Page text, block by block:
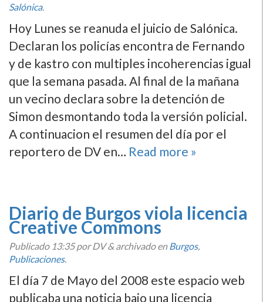
Salónica.
Hoy Lunes se reanuda el juicio de Salónica.
Declaran los policí­as encontra de Fernando
y de kastro con multiples incoherencias igual
que la semana pasada. Al final de la mañana
un vecino declara sobre la detención de
Simon desmontando toda la versión policial.
A continuacion el resumen del dí­a por el
reportero de DV en… Read more »
Diario de Burgos viola licencia
Creative Commons
Publicado 13:35por DV&archivado enBurgos,
Publicaciones.
El dí­a 7 de Mayo del 2008 este espacio web
publicaba una noticia bajo una licencia